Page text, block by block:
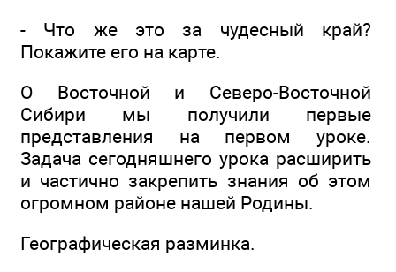
- Что же это за чудесный край?
Покажите его на карте.
О Восточной и Северо-Восточной
Сибири мы получили первые
представления на первом уроке.
Задача сегодняшнего урока расширить
и частично закрепить знания об этом
огромном районе нашей Родины.
Географическая разминка.